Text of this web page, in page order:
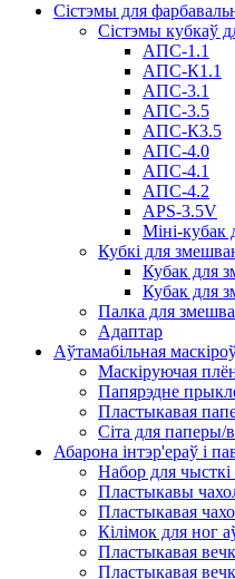
Сістэмы для
Сістэмы кубкаў
АПС-1.1
АПС-К1.1
АПС-3.1
АПС-3.5
АПС-К3.5
АПС-4.0
АПС-4.1
АПС-4.2
APS-3.5V
Міні-кубак
Кубкі для
Кубак для
Кубак для
Палка для
Адаптар
Аўтамабільная
Маскіруючая
Папярэдне
Пластыкавая
Сіта для паперы/
Абарона інтэр'ераў і
Набор для чысткі
Пластыкавы
Пластыкавая
Кілімок для ног
Пластыкавая
Пластыкавая